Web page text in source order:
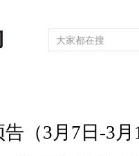
（3月7日-3月